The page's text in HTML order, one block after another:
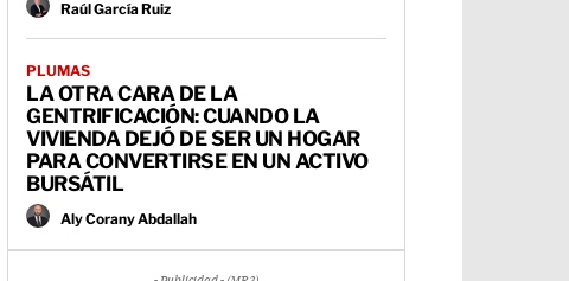
Raúl García Ruiz
PLUMAS
LA OTRA CARA DE LA
GENTRIFICACIÓN: CUANDO LA
VIVIENDA DEJÓ DE SER UN HOGAR
PARA CONVERTIRSE EN UN ACTIVO
BURSÁTIL
Aly Corany Abdallah